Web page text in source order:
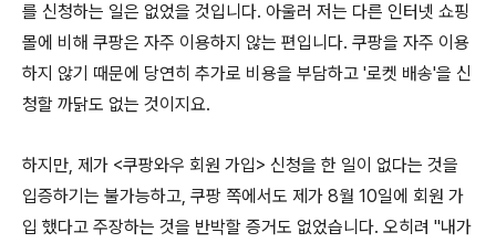
를 신청하는 일은 없었을 것입니다. 아울러 저는 다른 인터넷 쇼핑
몰에 비해 쿠팡은 자주 이용하지 않는 편입니다. 쿠팡을 자주 이용
하지 않기 때문에 당연히 추가로 비용을 부담하고 '로켓 배송'을 신
청할 까닭도 없는 것이지요.
하지만, 제가 <쿠팡와우 회원 가입> 신청을 한 일이 없다는 것을
입증하기는 불가능하고, 쿠팡 쪽에서도 제가 8월 10일에 회원 가
입 했다고 주장하는 것을 반박할 증거도 없었습니다. 오히려 "내가